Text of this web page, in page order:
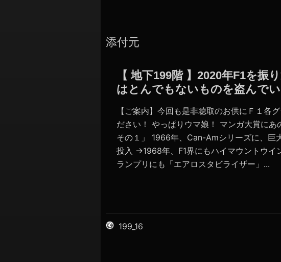
添付元
【 地下199階 】2020年F1を振
はとんでもないものを盗んで
【ご案内】今回も是非聴取のお供にＦ１各
ださい！ やっぱりウマ娘！ マンガ大賞に
その１」 1966年、Can-Amシリーズに、巨
投入 →1968年、F1界にもハイマウントウ
ランプリにも「エアロスタビライザー」...
199_16